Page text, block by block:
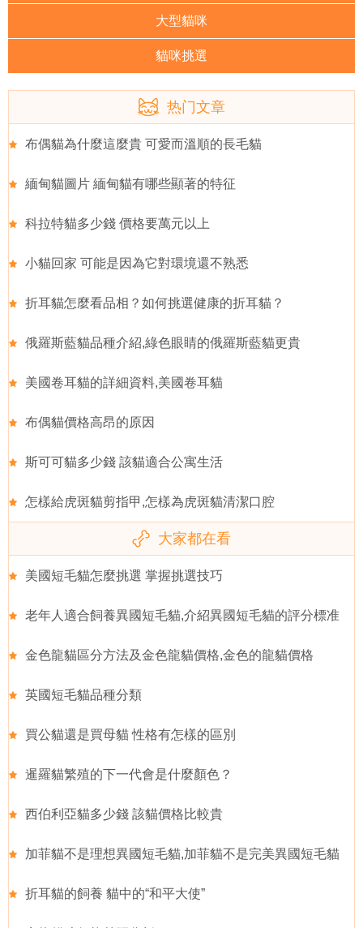
大型貓咪
貓咪挑選
热门文章
布偶貓為什麼這麼貴 可愛而溫順的長毛貓
緬甸貓圖片 緬甸貓有哪些顯著的特征
科拉特貓多少錢 價格要萬元以上
小貓回家 可能是因為它對環境還不熟悉
折耳貓怎麼看品相？如何挑選健康的折耳貓？
俄羅斯藍貓品種介紹,綠色眼睛的俄羅斯藍貓更貴
美國卷耳貓的詳細資料,美國卷耳貓
布偶貓價格高昂的原因
斯可可貓多少錢 該貓適合公寓生活
怎樣給虎斑貓剪指甲,怎樣為虎斑貓清潔口腔
大家都在看
美國短毛貓怎麼挑選 掌握挑選技巧
老年人適合飼養異國短毛貓,介紹異國短毛貓的評分標准
金色龍貓區分方法及金色龍貓價格,金色的龍貓價格
英國短毛貓品種分類
買公貓還是買母貓 性格有怎樣的區別
暹羅貓繁殖的下一代會是什麼顏色？
西伯利亞貓多少錢 該貓價格比較貴
加菲貓不是理想異國短毛貓,加菲貓不是完美異國短毛貓
折耳貓的飼養 貓中的“和平大使”